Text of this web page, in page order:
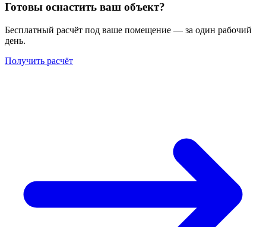
Готовы оснастить ваш объект?
Бесплатный расчёт под ваше помещение — за один рабочий
день.
Получить расчёт